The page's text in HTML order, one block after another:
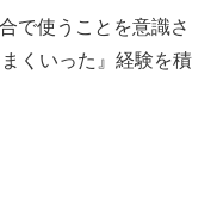
で使うことを意識さ
くいった』経験を積